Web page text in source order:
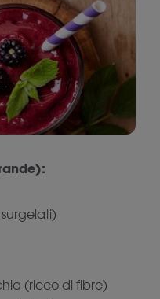
(ricco di fibre)